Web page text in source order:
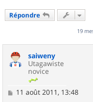
Répondre
19
saiweny
Utagawiste
novice
M11 août 2011, 13:48